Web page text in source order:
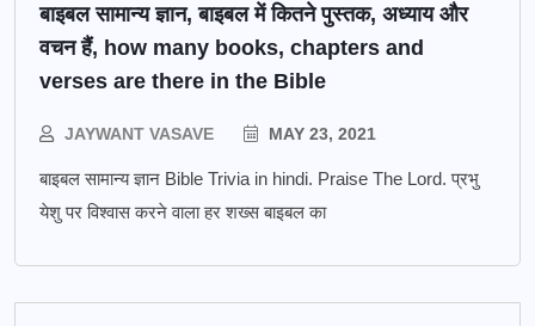
बाइबल सामान्य ज्ञान, बाइबल में कितने पुस्तक, अध्याय और
वचन हैं, how many books, chapters and
verses are there in the Bible
JAYWANT VASAVE MAY 23, 2021
बाइबल सामान्य ज्ञान Bible Trivia in hindi. Praise The Lord. प्रभु
येशु पर विश्वास करने वाला हर शख्स बाइबल का